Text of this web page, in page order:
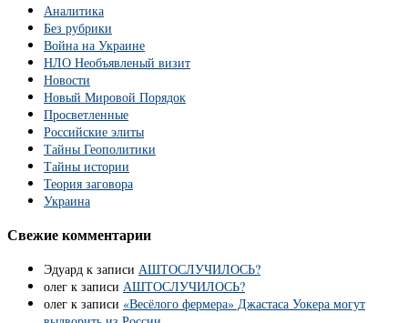
Аналитика
Без рубрики
Война на Украине
НЛО Необъявленый визит
Новости
Новый Мировой Порядок
Просветленные
Российские элиты
Тайны Геополитики
Тайны истории
Теория заговора
Украина
Свежие комментарии
Эдуард к записи АШТОСЛУЧИЛОСЬ?
олег к записи АШТОСЛУЧИЛОСЬ?
олег к записи «Весёлого фермера» Джастаса Уокера могут